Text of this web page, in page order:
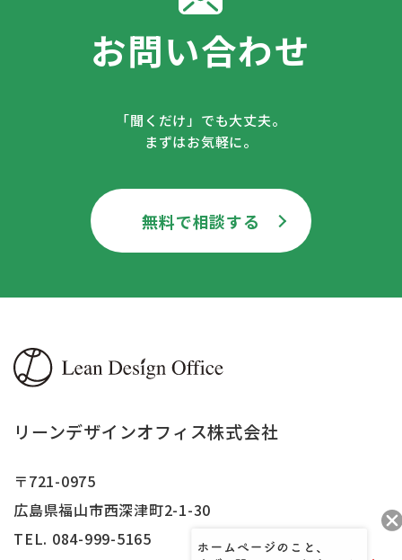
お問い合わせ
「聞くだけ」でも大丈夫。
まずはお気軽に。
無料で相談する
リーンデザインオフィス株式会社
〒721-0975
広島県福山市西深津町2-1-30
TEL. 084-999-5165